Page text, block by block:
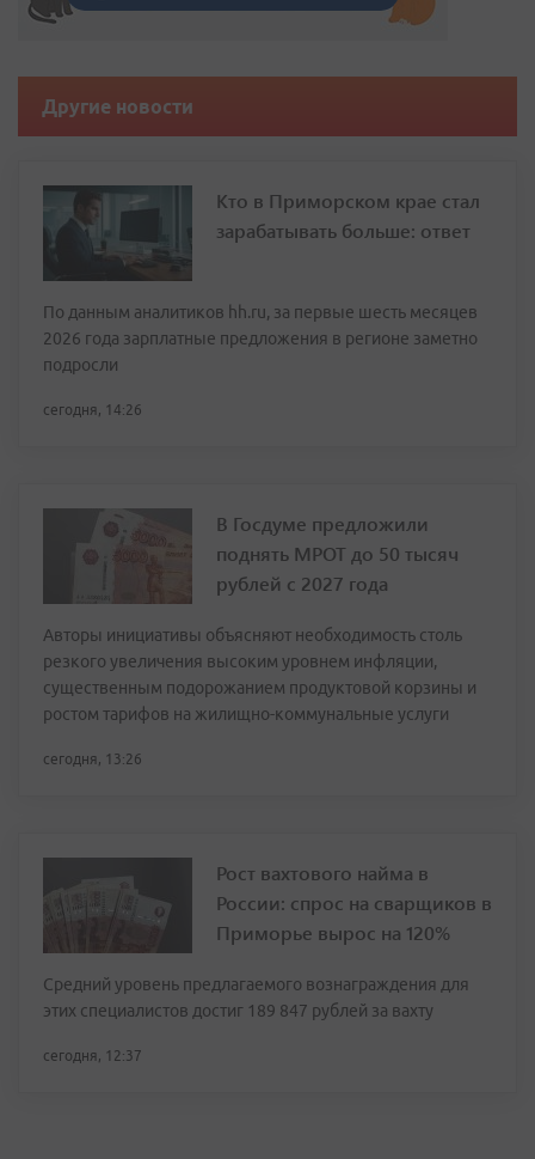
Другие новости
Кто в Приморском крае стал
зарабатывать больше: ответ
По данным аналитиков hh.ru, за первые шесть месяцев
2026 года зарплатные предложения в регионе заметно
подросли
сегодня, 14:26
В Госдуме предложили
поднять МРОТ до 50 тысяч
рублей с 2027 года
Авторы инициативы объясняют необходимость столь
резкого увеличения высоким уровнем инфляции,
существенным подорожанием продуктовой корзины и
ростом тарифов на жилищно-коммунальные услуги
сегодня, 13:26
Рост вахтового найма в
России: спрос на сварщиков в
Приморье вырос на 120%
Средний уровень предлагаемого вознаграждения для
этих специалистов достиг 189 847 рублей за вахту
сегодня, 12:37